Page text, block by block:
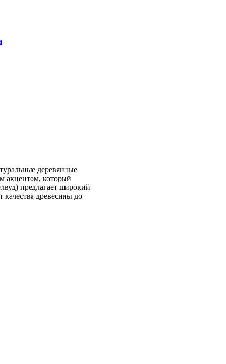
деревянные
акцентом, который
предлагает широкий
древесины до